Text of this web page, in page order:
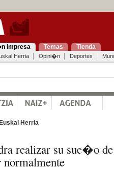
impresa Temas Tienda
Herria Opini�n Deportes
Herria
realizar su sue�o
normalmente